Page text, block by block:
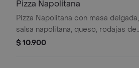
Pizza Napolitana
Pizza Napolitana con masa delgada,
salsa napolitana, queso, rodajas de
tomate, orégano y pimientos verdes.
$ 10.900